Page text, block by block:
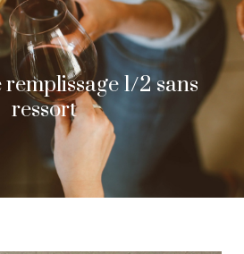
1/2 sans
ressort